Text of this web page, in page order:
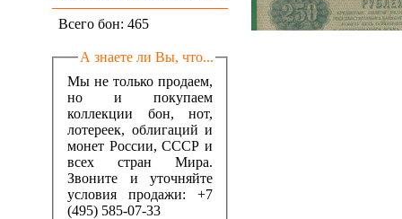
Всего бон: 465
А знаете ли Вы, что...
Мы не только продаем,
но и покупаем
коллекции бон, нот,
лотереек, облигаций и
монет России, СССР и
всех стран Мира.
Звоните и уточняйте
условия продажи: +7
(495) 585-07-33